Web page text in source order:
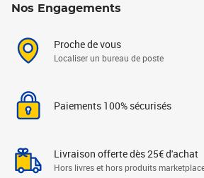
Nos Engagements
Proche de vous
Localiser un bureau de poste
Paiements 100% sécurisés
Livraison offerte dès 25€ d'achat
Hors livres et hors produits